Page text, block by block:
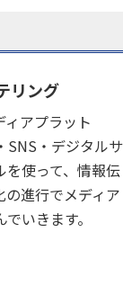
リング
アプラット
SNS・デジタルサ
を使って、情報伝
進行でメディア
いきます。